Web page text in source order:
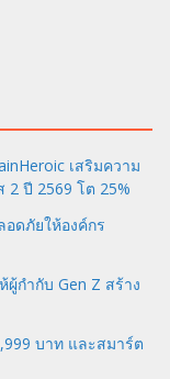
เสริมความ
ปี 2569 โต 25%
ดภัยให้องค์กร
กำกับ Gen Z สร้าง
บาท และสมาร์ต